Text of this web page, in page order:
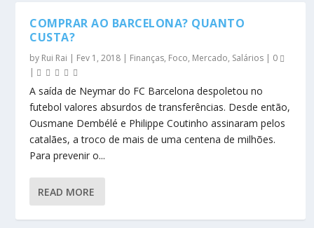
COMPRAR AO BARCELONA? QUANTO
CUSTA?
by Rui Rai | Fev 1, 2018 | Finanças, Foco, Mercado, Salários | 0
|
A saída de Neymar do FC Barcelona despoletou no
futebol valores absurdos de transferências. Desde então,
Ousmane Dembélé e Philippe Coutinho assinaram pelos
catalães, a troco de mais de uma centena de milhões.
Para prevenir o...
READ MORE